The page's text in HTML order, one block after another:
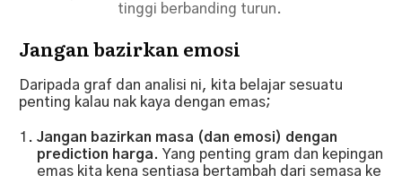
tinggi berbanding turun.
Jangan bazirkan emosi
Daripada graf dan analisi ni, kita belajar sesuatu
penting kalau nak kaya dengan emas;
Jangan bazirkan masa (dan emosi) dengan
prediction harga. Yang penting gram dan kepingan
emas kita kena sentiasa bertambah dari semasa ke